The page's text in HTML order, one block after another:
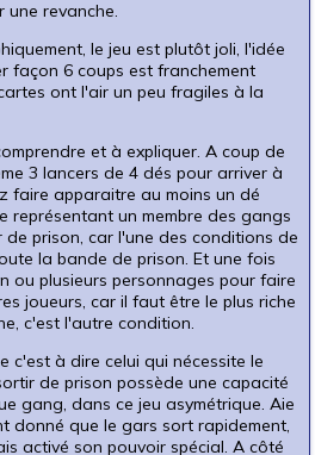
une revanche.
le jeu est plutôt joli, l'idée
façon 6 coups est franchement
ont l'air un peu fragiles à la
et à expliquer. A coup de
3 lancers de 4 dés pour arriver à
faire apparaitre au moins un dé
représentant un membre des gangs
prison, car l'une des conditions de
la bande de prison. Et une fois
ou plusieurs personnages pour faire
joueurs, car il faut être le plus riche
c'est l'autre condition.
c'est à dire celui qui nécessite le
de prison possède une capacité
gang, dans ce jeu asymétrique. Aie
donné que le gars sort rapidement,
activé son pouvoir spécial. A côté